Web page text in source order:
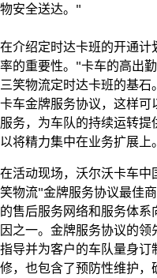
物安全送达。"
在介绍定时达卡班的开通
率的重要性。"卡车的高出
三笑物流定时达卡班的基
卡车金牌服务协议，这样
服务，为车队的持续运转
以将精力集中在业务扩展上
在活动现场，沃尔沃卡车中
笑物流"金牌服务协议最佳
的售后服务网络和服务体
因之一。金牌服务协议的
指导并为客户的车队量身
修，也包含了预防性维护